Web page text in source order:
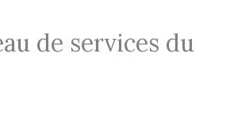
de services du